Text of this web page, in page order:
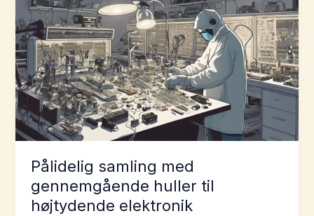
Pålidelig samling med
gennemgående huller til
højtydende elektronik